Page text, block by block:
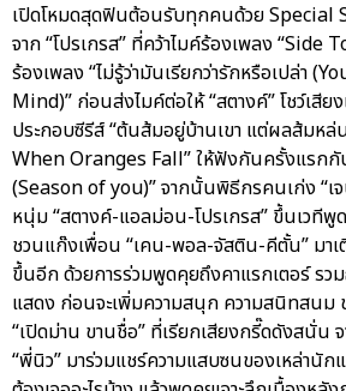
เปิดโหมดสุดฟินต้อนรับทุกคนด้วย Special
จาก “โปรเกรส” ที่คว้าไมค์ร้องเพลง “Side
ร้องเพลง “ไม่รู้ว่ามันเรียกว่ารักหรือเปล่า
Mind)” ก่อนส่งไมค์ต่อให้ “สตางค์” โชว์เสีย
ประกอบซีรีส์ “ต้นส้มอยู่บ้านเขา แต่ผลส้มหล่
When Oranges Fall” ให้ฟังกันครั้งแรกกั
(Season of you)” จากนั้นพิธีกรคนเก่ง “
หนุ่ม “สตางค์-แอลม่อน-โปรเกรส” ขึ้นเวที
ชวนแก๊งเพื่อน “เคน-พอล-จัสติน-คีตั้น” มาเ
ขึ้นอีก ด้วยการร่วมพูดคุยถึงคาแรกเตอร์ ร
แสดง ก่อนจะเพิ่มความสนุก ความสนิทสนม
“เปิดม่าน ขานชื่อ” ที่เรียกเสียงกรี๊ดดังสนั่
“พี่นิว” มาร่วมแชร์ความแสบซนของเหล่านั